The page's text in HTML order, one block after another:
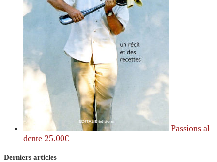
Passions al
dente 25.00€
Derniers articles